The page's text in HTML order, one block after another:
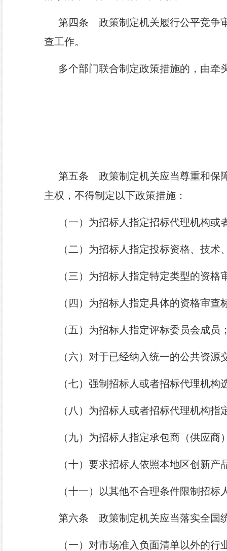
第四条 政策制定机关履行公平竞争
查工作。
多个部门联合制定政策措施的，由牵
第五条 政策制定机关应当尊重和保
主权，不得制定以下政策措施：
（一）为招标人指定招标代理机构
（二）为招标人指定投标资格、技术
（三）为招标人指定特定类型的资
（四）为招标人指定具体的资格审查
（五）为招标人指定评标委员会成员
（六）对于已经纳入统一的公共资
（七）强制招标人或者招标代理机构
（八）为招标人或者招标代理机构指
（九）为招标人指定承包商（供应
（十）要求招标人依照本地区创新
（十一）以其他不合理条件限制招标
第六条 政策制定机关应当落实全国
（一）对市场准入负面清单以外的